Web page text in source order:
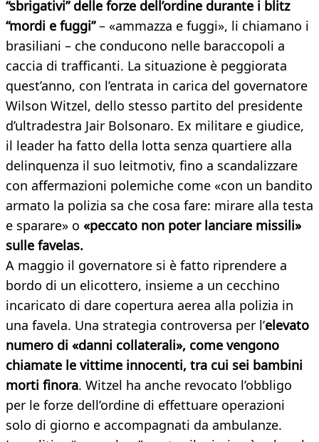
“sbrigativi” delle forze dell’ordine durante i blitz
“mordi e fuggi”– «ammazza e fuggi», li chiamano i
brasiliani – che conducono nelle baraccopoli a
caccia di trafficanti. La situazione è peggiorata
quest’anno, con l’entrata in carica del governatore
Wilson Witzel, dello stesso partito del presidente
d’ultradestra Jair Bolsonaro. Ex militare e giudice,
il leader ha fatto della lotta senza quartiere alla
delinquenza il suo leitmotiv, fino a scandalizzare
con affermazioni polemiche come «con un bandito
armato la polizia sa che cosa fare: mirare alla testa
e sparare» o «peccato non poter lanciare missili»
sulle favelas.
A maggio il governatore si è fatto riprendere a
bordo di un elicottero, insieme a un cecchino
incaricato di dare copertura aerea alla polizia in
una favela. Una strategia controversa per l’elevato
numero di «danni collaterali», come vengono
chiamate le vittime innocenti, tra cui sei bambini
morti finora. Witzel ha anche revocato l’obbligo
per le forze dell’ordine di effettuare operazioni
solo di giorno e accompagnati da ambulanze.